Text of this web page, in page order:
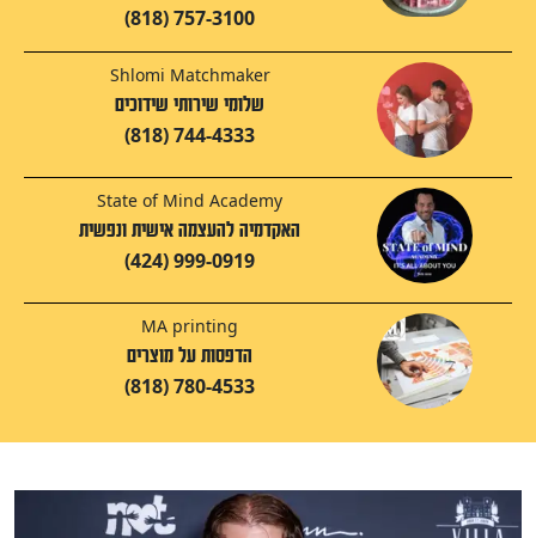
(818) 757-3100
Shlomi Matchmaker
שלומי שירותי שידוכים
(818) 744-4333
State of Mind Academy
האקדמיה להעצמה אישית ונפשית
(424) 999-0919
MA printing
הדפסות על מוצרים
(818) 780-4533